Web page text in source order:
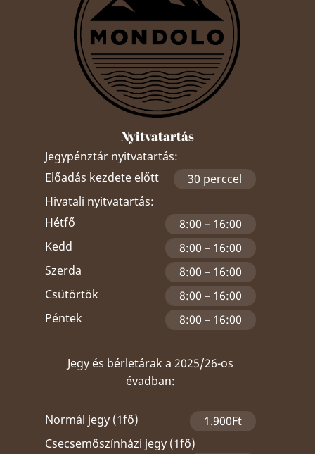
Nyitvatartás
Jegypénztár nyitvatartás:
Előadás kezdete előtt
30 perccel
Hivatali nyitvatartás:
Hétfő
8:00 – 16:00
Kedd
8:00 – 16:00
Szerda
8:00 – 16:00
Csütörtök
8:00 – 16:00
Péntek
8:00 – 16:00
Jegy és bérletárak a 2025/26-os
évadban:
Normál jegy (1fő)
1.900Ft
Csecsemőszínházi jegy (1fő)